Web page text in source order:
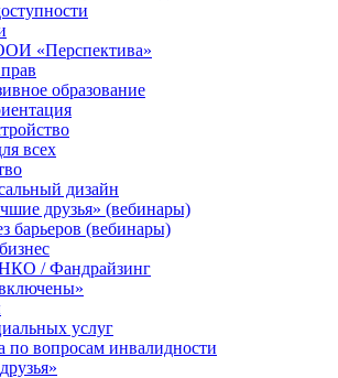
«Перспектива»
образование
всех
дизайн
друзья» (вебинары)
барьеров (вебинары)
/ Фандрайзинг
услуг
по вопросам инвалидности